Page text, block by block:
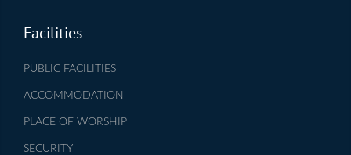
Facilities
PUBLIC FACILITIES
ACCOMMODATION
PLACE OF WORSHIP
SECURITY